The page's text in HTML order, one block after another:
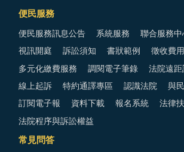
便民服務
便民服務訊息公告 系統服務 聯合服務中
視訊開庭 訴訟須知 書狀範例 徵收費
多元化繳費服務 調閱電子筆錄 法院遠距
線上起訴 特約通譯專區 認識法院 與
訂閱電子報 資料下載 報名系統 法律
法院程序與訴訟權益
常見問答